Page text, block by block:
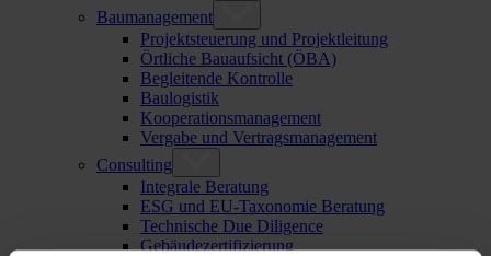
Baumanagement
Projektsteuerung und Projektleitung
Örtliche Bauaufsicht (ÖBA)
Begleitende Kontrolle
Baulogistik
Kooperationsmanagement
Vergabe und Vertragsmanagement
Consulting
Integrale Beratung
ESG und EU-Taxonomie Beratung
Technische Due Diligence
Gebäudezertifizierung